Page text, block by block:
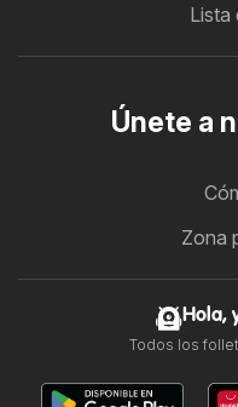
Lista
Únete a
Zona
Hola,
Todos los